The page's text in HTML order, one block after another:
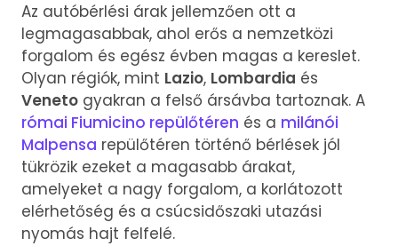
Az autóbérlési árak jellemzően ott a
legmagasabbak, ahol erős a nemzetközi
forgalom és egész évben magas a kereslet.
Olyan régiók, mint Lazio, Lombardia és
Veneto gyakran a felső ársávba tartoznak. A
római Fiumicino repülőtéren és a milánói
Malpensa repülőtéren történő bérlések jól
tükrözik ezeket a magasabb árakat,
amelyeket a nagy forgalom, a korlátozott
elérhetőség és a csúcsidőszaki utazási
nyomás hajt felfelé.